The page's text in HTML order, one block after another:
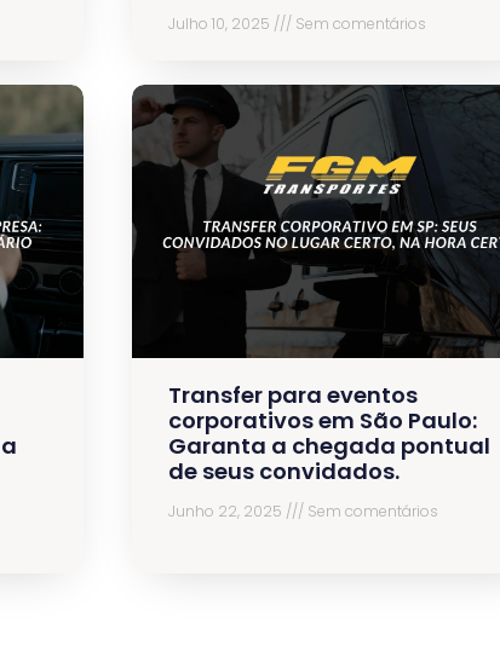
Julho 10, 2025 Sem comentários
Transfer para eventos
corporativos em São Paulo:
Garanta a chegada pontual
de seus convidados.
Junho 22, 2025 Sem comentários